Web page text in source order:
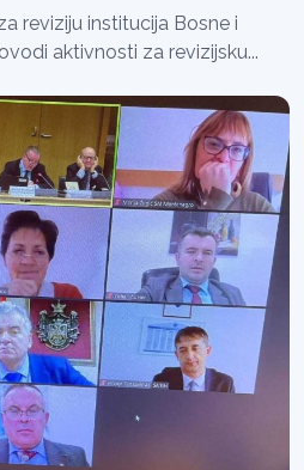
reviziju institucija Bosne i
aktivnosti za revizijsku...